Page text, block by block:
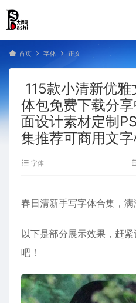
首页 字体 正文
115款小清新优
体包免费下载分
面设计素材定制
集推荐可商用文
字体
春日清新手写字体合集，满
以下是部分展示效果，赶
吧！